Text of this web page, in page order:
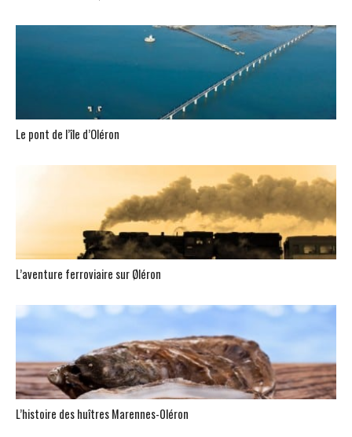
Le pont de l’île d’Oléron
L’aventure ferroviaire sur Øléron
L’histoire des huîtres Marennes-0léron